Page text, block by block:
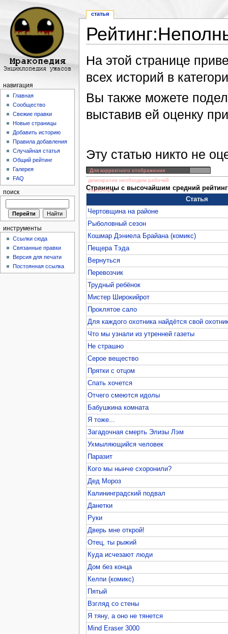
На этой странице
всех историй в
Вы также можете
выставив ей оценку
Эту статью никто не
Для корректного отображения
демократии необходим рабочий
JavaScript
Страницы с высочайшим средний
Статья
Чертовщина на районе
Рыболовный сезон
Кошмар Дэниела Брайана (комикс)
Пещера Тэда
Вернуться
Перевозчик
Трудный ребёнок
Мистер Широкийрот
Проклятое сало
Для каждого охотника найдётся свой
Что мы узнали из утренней газеты
Не страшно
Серое вещество
Прятки с отцом
Спать хочется
Отчего смеются идолы
Бабушкина комната
Я тоже...
Загадочная смерть Элизы Лэм
Ухмыляющийся человек
Паразит
Кого мы нынче схоронили?
Дед Мороз
Калининградский подвал
Данетки
Руки
Дверь мне открой!
Отец, ты рыжий
Куда исчезают люди
Дом без конца
Келпи (комикс)
Пятый
Взгляд со стены
Я тяну, а оно не тянется
Mind Eraser 3000
статья
навигация
Главная
Сообщество
Свежие правки
Новые страницы
Добавить историю
Правила добавления
Случайная статья
Общий рейтинг
Галерея
FAQ
поиск
инструменты
Ссылки сюда
Связанные правки
Версия для печати
Постоянная ссылка